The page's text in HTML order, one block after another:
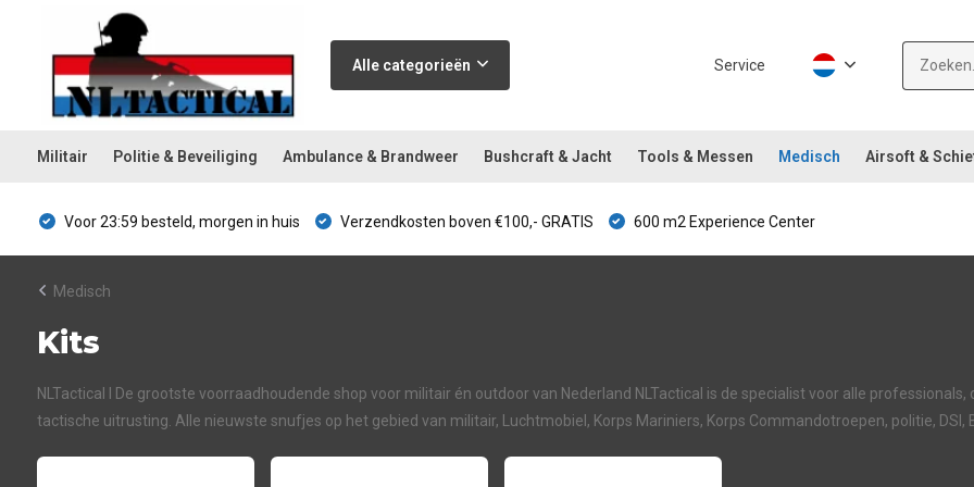
Alle categorieën Service
Militair Politie & Beveiliging Ambulance & Brandweer Bushcraft & Jacht Tools & Messen Medisch Airsoft &
Voor 23:59 besteld, morgen in huis Verzendkosten boven €100,- GRATIS 600 m2 Experience Center
Medisch
Kits
NLTactical I De grootste voorraadhoudende shop voor militair én outdoor van Nederland NLTactical is de specialist voor alle
tactische uitrusting. Alle nieuwste snufjes op het gebied van militair, Luchtmobiel, Korps Mariniers, Korps Commandotroepen, politie, DSI,